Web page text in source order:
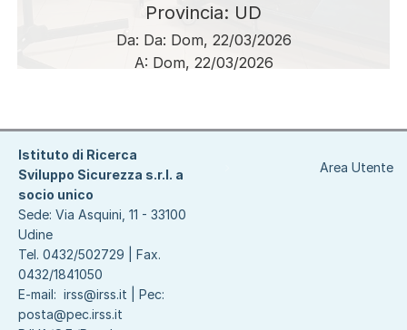
Provincia: UD
Da: Da: Dom, 22/03/2026
A: Dom, 22/03/2026
Area Utente
Istituto di Ricerca
Sviluppo Sicurezza s.r.l. a
socio unico
Sede: Via Asquini, 11 - 33100
Udine
Tel. 0432/502729 | Fax.
0432/1841050
E-mail: irss@irss.it | Pec:
posta@pec.irss.it